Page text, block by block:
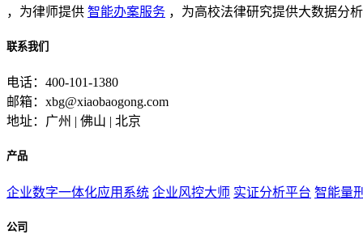
，为律师提供 智能办案服务 ，为高校法律研究提供大数据分
联系我们
电话：400-101-1380
邮箱：xbg@xiaobaogong.com
地址：广州 | 佛山 | 北京
产品
企业数字一体化应用系统 企业风控大师 实证分析平台 智能量
公司